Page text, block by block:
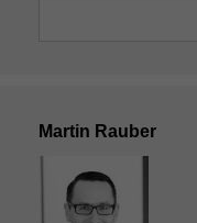
Martin Rauber